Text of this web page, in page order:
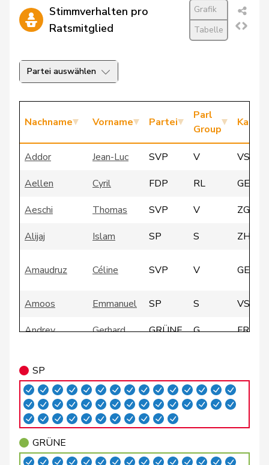
Stimmverhalten pro
Ratsmitglied
Grafik
Tabelle
Partei auswählen
Nachname Vorname Partei
Parl
Group
Addor Jean-Luc SVP V
VS
Aellen
Cyril FDP RL
GE
Aeschi
Thomas SVP V
ZG
Alijaj
Islam SP S ZH
Amaudruz Céline SVP V GE
Amoos Emmanuel SP S
VS
Andrey
Gerhard GRÜNE G
FR
Badran
Jacqueline SP S
ZH
Bally
Maya Mitte M-E
Balmer
SP
GRÜNE